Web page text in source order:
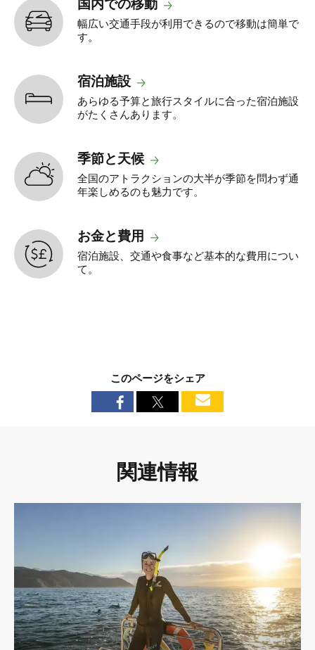
国内での移動
幅広い交通手段が利用できるので移動は簡単で
す。
宿泊施設
あらゆる予算と旅行スタイルに合った宿泊施設
がたくさんあります。
季節と天候
全国のアトラクションの大半が季節を問わず通
年楽しめるのも魅力です。
お金と費用
宿泊施設、交通や食事など基本的な費用につい
て。
このページをシェア
関連情報